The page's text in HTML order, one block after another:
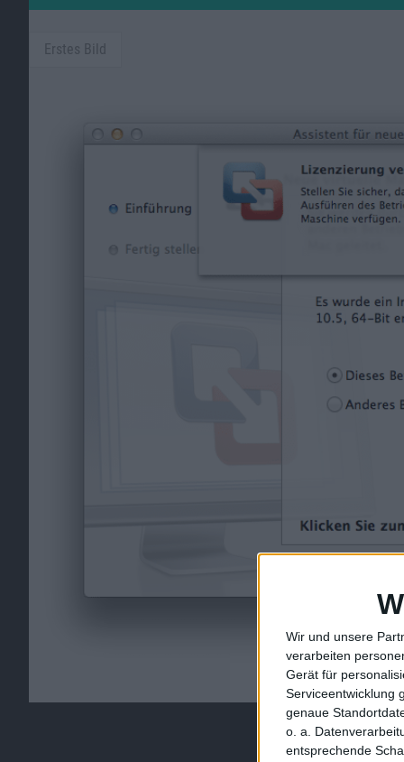
Wir und unsere
verarbeiten
Gerät für
Serviceentwicklung
genaue
o. a.
entsprechende
Erstes Bild
Bild in voller Größe